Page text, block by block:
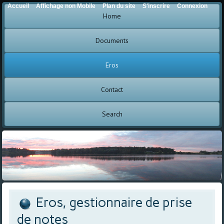
Home
Documents
Eros
Contact
Search
Eros, gestionnaire de prise
de notes
Accueil Affichage non Mobile Plan du site S'inscrire Connexion